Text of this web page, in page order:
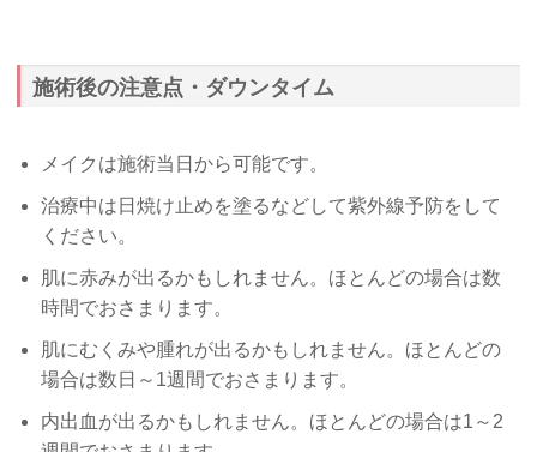
施術後の注意点・ダウンタイム
メイクは施術当日から可能です。
治療中は日焼け止めを塗るなどして紫外線予防をして
ください。
肌に赤みが出るかもしれません。ほとんどの場合は数
時間でおさまります。
肌にむくみや腫れが出るかもしれません。ほとんどの
場合は数日～1週間でおさまります。
内出血が出るかもしれません。ほとんどの場合は1～2